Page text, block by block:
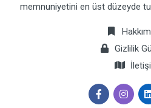
memnuniyetini en üst düzeyde
Gizlilik